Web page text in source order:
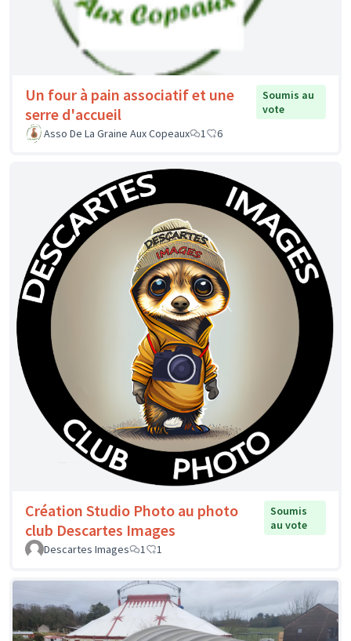
Un four à pain associatif et une
serre d'accueil
Soumis au
vote
Asso De La Graine Aux Copeaux
1 6
Création Studio Photo au photo
club Descartes Images
Soumis
au vote
Descartes Images
1 1